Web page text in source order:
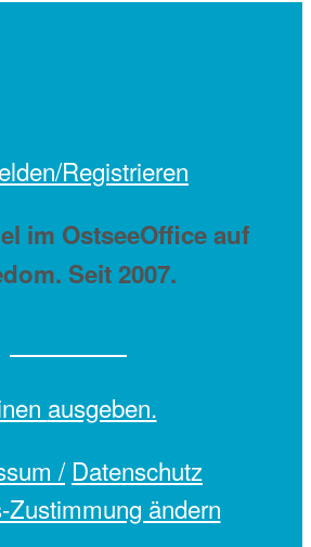
Registrieren
im OstseeOffice auf
Seit 2007.
ausgeben.
/ Datenschutz
Zustimmung ändern